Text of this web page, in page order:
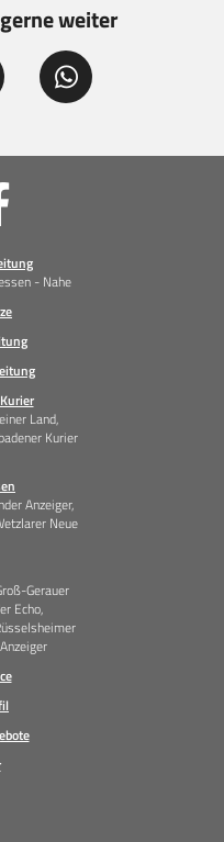
weiter
- Nahe
Land,
Kurier
Anzeiger,
Neue
Gerauer
Echo,